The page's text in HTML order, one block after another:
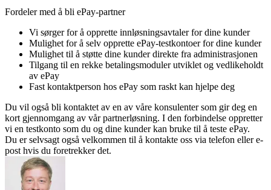
Fordeler med å bli ePay-partner
Vi sørger for å opprette innløsningsavtaler for dine kunder
Mulighet for å selv opprette ePay-testkontoer for dine kunder
Mulighet til å støtte dine kunder direkte fra administrasjonen
Tilgang til en rekke betalingsmoduler utviklet og vedlikeholdt
av ePay
Fast kontaktperson hos ePay som raskt kan hjelpe deg
Du vil også bli kontaktet av en av våre konsulenter som gir deg en
kort gjennomgang av vår partnerløsning. I den forbindelse oppretter
vi en testkonto som du og dine kunder kan bruke til å teste ePay.
Du er selvsagt også velkommen til å kontakte oss via telefon eller e-
post hvis du foretrekker det.